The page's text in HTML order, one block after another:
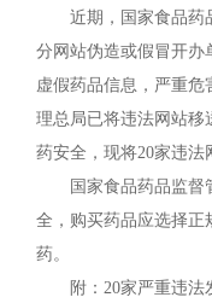
近期，国家食品药
分网站伪造或假冒开办
虚假药品信息，严重危
理总局已将违法网站移
药安全，现将20家违法
国家食品药品监
全，购买药品应选择正
药。
附：20家严重违